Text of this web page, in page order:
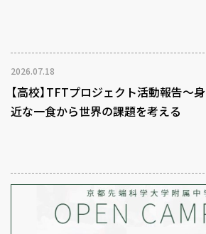
2026.07.18
【高校】TFTプロジェクト活動報告～身
近な一食から世界の課題を考える